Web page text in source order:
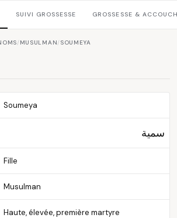
SUIVI GROSSESSE GROSSESSE &
/ MUSULMAN/ SOUMEYA
Soumeya
سمية
Fille
Musulman
Haute, élevée, première martyre